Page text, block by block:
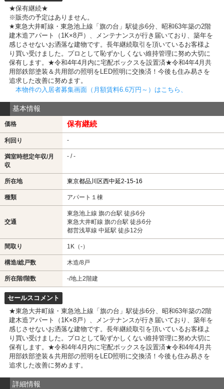
★保有継続★
※販売の予定はありません。
★東急大井町線・東急池上線「旗の台」駅徒歩6分、昭和63年築の2階
建木造アパート（1K×8戸）、メンテナンスが行き届いており、築年を
感じさせないお洒落な建物です。長年継続取引を頂いているお客様よ
り買い受けました。プロとして恥ずかしくない維持管理に努め大切に
保有します。★令和4年4月内に宅配ボックスを設置済★令和4年4月共
用部鉄部塗装＆共用部の照明をLED照明に交換済！今後も住み易さを
追求した改善に努めます。
本物件の入居者募集画面（月額賃料6.6万円～）はこちら、
基本情報
価格 保有継続
利回り -
満室時想定年収/月
収
- / -
所在地 東京都品川区西中延2-15-16
種類 アパート１棟
交通
東急池上線 旗の台駅 徒歩6分
東急大井町線 旗の台駅 徒歩6分
都営浅草線 中延駅 徒歩12分
間取り 1K（-）
構造/総戸数 木造/8戸
所在階/階数 -/地上2階建
セールスコメント
★東急大井町線・東急池上線「旗の台」駅徒歩6分、昭和63年築の2階
建木造アパート（1K×8戸）、メンテナンスが行き届いており、築年を
感じさせないお洒落な建物です。長年継続取引を頂いているお客様よ
り買い受けました。プロとして恥ずかしくない維持管理に努め大切に
保有します。★令和4年4月内に宅配ボックスを設置済★令和4年4月共
用部鉄部塗装＆共用部の照明をLED照明に交換済！今後も住み易さを
追求した改善に努めます。
詳細情報